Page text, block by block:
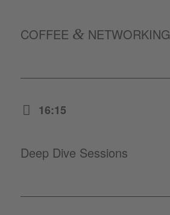
COFFEE &NETWORKING
16:15
Deep Dive Sessions